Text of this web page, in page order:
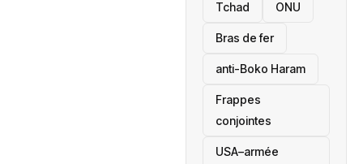
‎Tchad ONU
Bras de fer
anti-Boko Haram
Frappes
conjointes
USA–armée